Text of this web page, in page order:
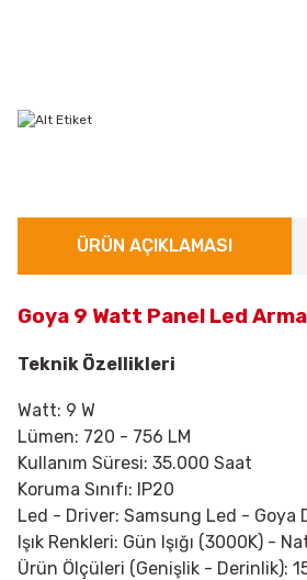
ÜRÜN AÇIKLAMASI
Goya 9 Watt Panel Led
Teknik Özellikleri
Watt: 9 W
Lümen: 720 - 756 LM
Kullanım Süresi: 35.000 Saat
Koruma Sınıfı: IP20
Led - Driver: Samsung Led - Goya
Işık Renkleri: Gün Işığı (3000K) -
Ürün Ölçüleri (Genişlik - Derinlik):